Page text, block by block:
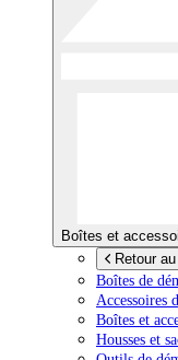
Boîtes et
Retour
Boîtes de
Accessoires
Boîtes et
Housses et